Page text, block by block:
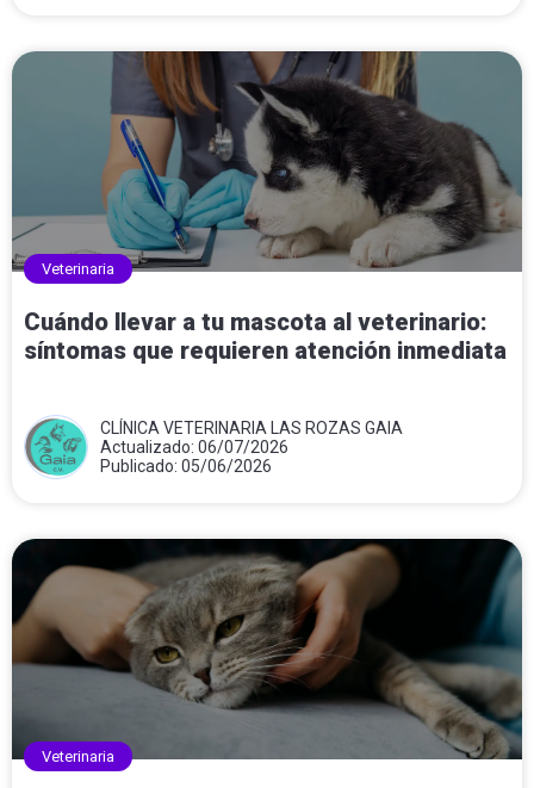
Veterinaria
Cuándo llevar a tu mascota al veterinario:
síntomas que requieren atención inmediata
CLÍNICA VETERINARIA LAS ROZAS GAIA
Actualizado: 06/07/2026
Publicado: 05/06/2026
Veterinaria